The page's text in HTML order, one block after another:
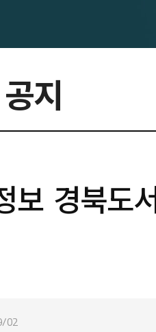
지
보 경북도
02